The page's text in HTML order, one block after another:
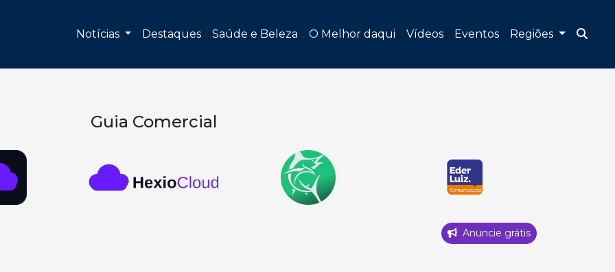
Notícias Destaques Saúde e Beleza O Melhor daqui Vídeos Eventos Regiões
Guia Comercial
Anuncie grátis